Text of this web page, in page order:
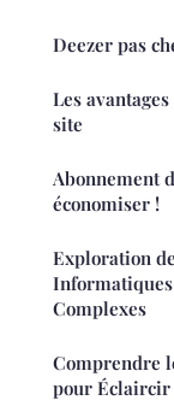
Deezer pas
Les
site
Abonnement
économiser !
Exploration
Complexes
Comprendre
pour Éclaircir